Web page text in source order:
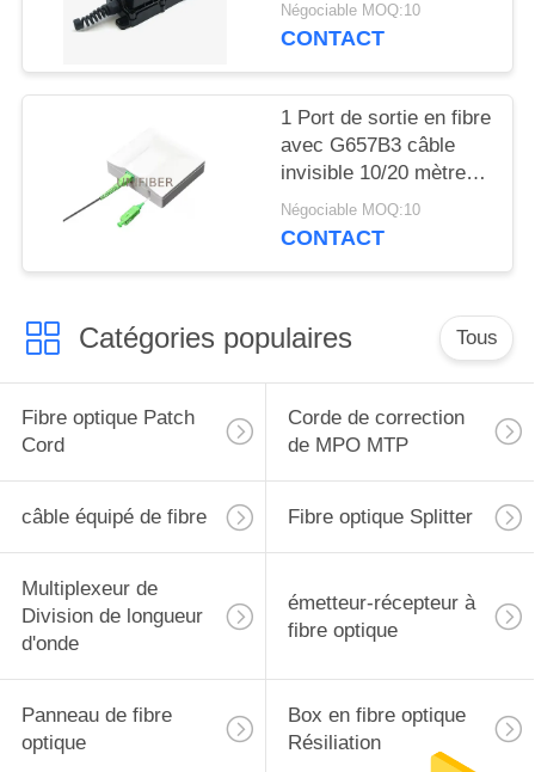
Connectorized
Négociable MOQ:10
CONTACT
1 Port de sortie en fibre
avec G657B3 câble
invisible 10/20 mètres
SC/APC
Négociable MOQ:10
CONTACT
Catégories populaires Tous
Fibre optique Patch
Cord
Corde de correction
de MPO MTP
câble équipé de fibre Fibre optique Splitter
Multiplexeur de
Division de longueur
d'onde
émetteur-récepteur à
fibre optique
Panneau de fibre
optique
Box en fibre optique
Résiliation